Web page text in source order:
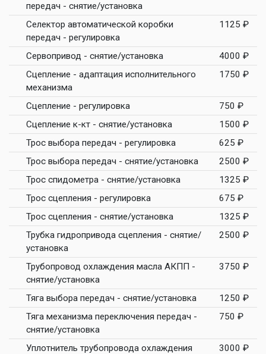
передач - снятие/установка
Селектор автоматической коробки
передач - регулировка
1125 ₽
Сервопривод - снятие/установка
4000 ₽
Сцепление - адаптация исполнительного
механизма
1750 ₽
Сцепление - регулировка
750 ₽
Сцепление к-кт - снятие/установка
1500 ₽
Трос выбора передач - регулировка
625 ₽
Трос выбора передач - снятие/установка
2500 ₽
Трос спидометра - снятие/установка
1325 ₽
Трос сцепления - регулировка
675 ₽
Трос сцепления - снятие/установка
1325 ₽
Трубка гидропривода сцепления - снятие/
установка
2500 ₽
Трубопровод охлаждения масла АКПП -
снятие/установка
3750 ₽
Тяга выбора передач - снятие/установка
1250 ₽
Тяга механизма переключения передач -
снятие/установка
750 ₽
Уплотнитель трубопровода охлаждения
3000 ₽